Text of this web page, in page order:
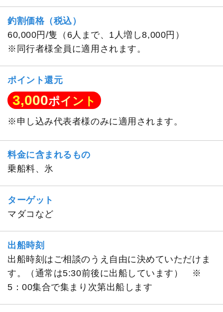
釣割価格（税込）
60,000円/隻（6人まで、1人増し8,000円）
※同行者様全員に適用されます。
ポイント還元
3,000ポイント
※申し込み代表者様のみに適用されます。
料金に含まれるもの
乗船料、氷
ターゲット
マダコなど
出船時刻
出船時刻はご相談のうえ自由に決めていただけま
す。（通常は5:30前後に出船しています） ※
5：00集合で集まり次第出船します